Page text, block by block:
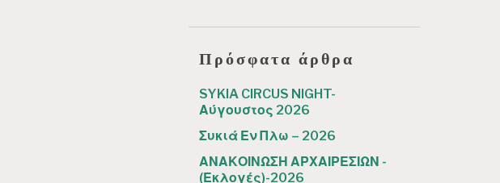
Πρόσφατα άρθρα
SYKIA CIRCUS NIGHT-
Αύγουστος 2026
Συκιά Εν Πλω – 2026
ΑΝΑΚΟΙΝΩΣΗ ΑΡΧΑΙΡΕΣΙΩΝ -
(Εκλογές)-2026